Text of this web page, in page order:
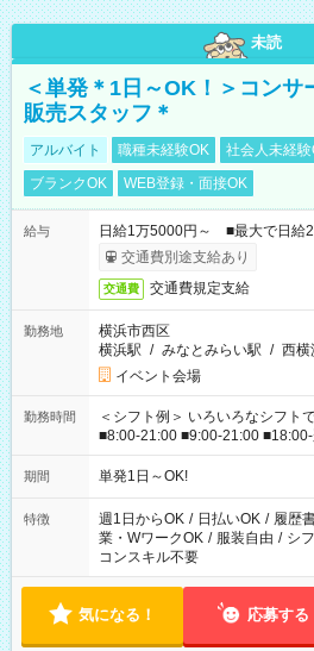
未読
＜単発＊1日～OK！＞コンサ
販売スタッフ＊
アルバイト 職種未経験OK 社会人未経験
ブランクOK
WEB登録・面接OK
給与
日給1万5000円～ ■最大で日給2
交通費別途支給あり
交通費 交通費規定支給
勤務地
横浜市西区
横浜駅 / みなとみらい駅 / 西横
イベント会場
勤務時間
＜シフト例＞ いろいろなシフト
■8:00-21:00 ■9:00-21:00
期間 単発1日～OK!
特徴 週1日からOK / 日払いOK / 履歴
業・WワークOK / 服装自由 / シ
コンスキル不要
気になる！ 応募する